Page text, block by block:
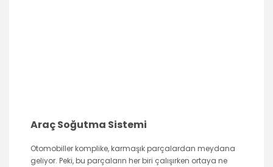
Araç Soğutma Sistemi
Otomobiller komplike, karmaşık parçalardan meydana
geliyor. Peki, bu parçaların her biri çalışırken ortaya ne